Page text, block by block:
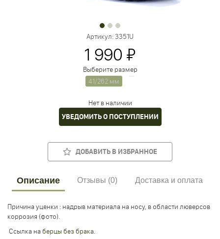
Артикул:3351U
1 990 ₽
Выберите размер
41/262 мм
Нет в наличии
УВЕДОМИТЬ О ПОСТУПЛЕНИИ
ДОБАВИТЬ В ИЗБРАННОЕ
Описание Отзывы (0) Доставка и оплата
Причина уценки : надрыв материала на носу, в области люверсов
коррозия (фото).
Ссылка на берцы без брака.